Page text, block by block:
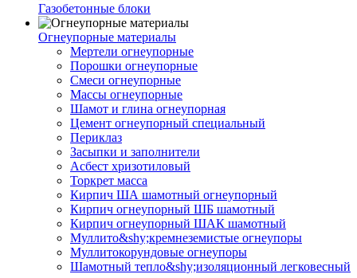
Газобетонные блоки
Огнеупорные материалы
Мертели огнеупорные
Порошки огнеупорные
Смеси огнеупорные
Массы огнеупорные
Шамот и глина огнеупорная
Цемент огнеупорный специальный
Периклаз
Засыпки и заполнители
Асбест хризотиловый
Торкрет масса
Кирпич ША шамотный огнеупорный
Кирпич огнеупорный ШБ шамотный
Кирпич огнеупорный ШАК шамотный
Муллито&shy;­кремнеземистые огнеупоры
Муллито­корундовые огнеупоры
Шамотный тепло&shy;изоляционный легковесный